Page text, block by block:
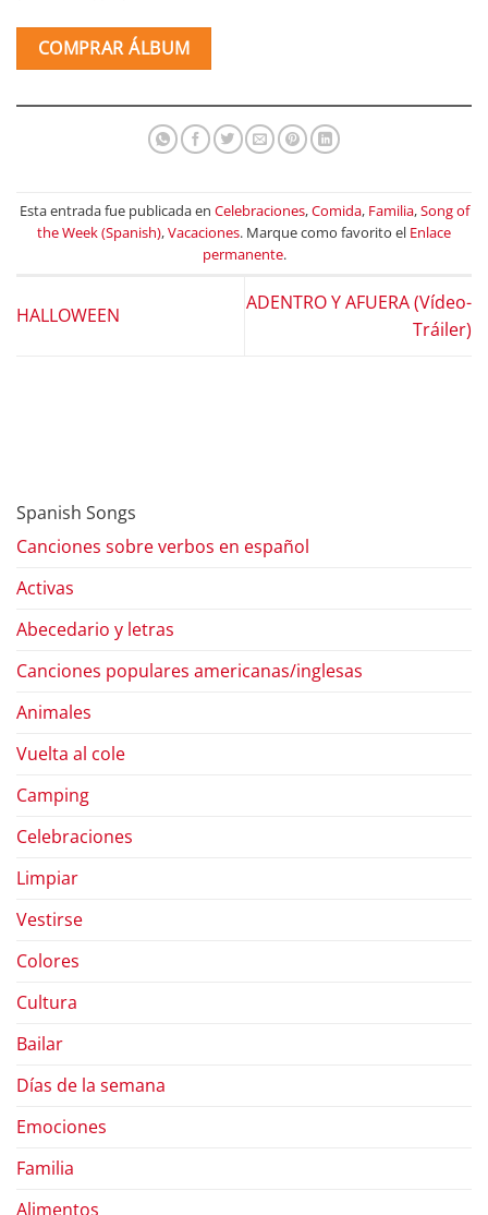
COMPRAR ÁLBUM
Esta entrada fue publicada en Celebraciones,Comida, Familia,Song of
the Week (Spanish),Vacaciones. Marque como favorito el Enlace
permanente.
HALLOWEEN
ADENTRO Y AFUERA (Vídeo-
Tráiler)
Spanish Songs
Canciones sobre verbos en español
Activas
Abecedario y letras
Canciones populares americanas/inglesas
Animales
Vuelta al cole
Camping
Celebraciones
Limpiar
Vestirse
Colores
Cultura
Bailar
Días de la semana
Emociones
Familia
Alimentos